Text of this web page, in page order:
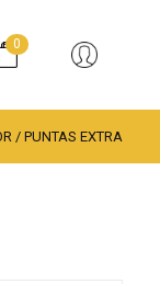
0
/PUNTAS EXTRA